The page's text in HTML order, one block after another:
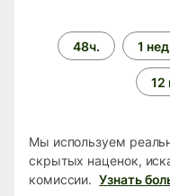
Период
времени
48ч. 1
12
Мы используем
скрытых наценок,
комиссии. Узнать